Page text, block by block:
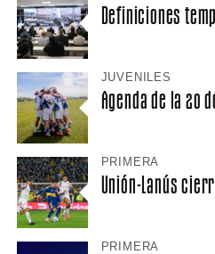
Definiciones
JUVENILES
Agenda de la 20
PRIMERA
Unión-Lanús
PRIMERA